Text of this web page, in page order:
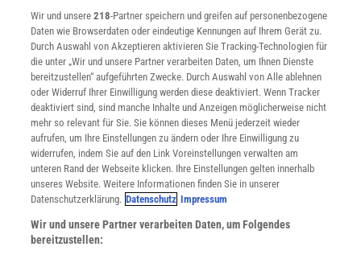
WEITERE NEUERSCHEINUNGEN SPEKTRUM SHOP
Spektrum.de-Newsletter abonnieren
JETZT ANMELDEN!
mit Ihren personenbezogenen Daten finden Sie in unsererDatenschutzerklärung
Wir und unsere218-Partner speichern und greifen auf personenbezogene
Daten wie Browserdaten oder eindeutige Kennungen auf Ihrem Gerät zu.
Durch Auswahl von Akzeptieren aktivieren Sie Tracking-Technologien für
die unter „Wir und unsere Partner verarbeiten Daten, um Ihnen Dienste
bereitzustellen“ aufgeführten Zwecke. Durch Auswahl von Alle ablehnen
oder Widerruf Ihrer Einwilligung werden diese deaktiviert. Wenn Tracker
deaktiviert sind, sind manche Inhalte und Anzeigen möglicherweise nicht
mehr so relevant für Sie. Sie können dieses Menü jederzeit wieder
aufrufen, um Ihre Einstellungen zu ändern oder Ihre Einwilligung zu
widerrufen, indem Sie auf den Link Voreinstellungen verwalten am
unteren Rand der Webseite klicken. Ihre Einstellungen gelten innerhalb
unseres Website. Weitere Informationen finden Sie in unserer
Datenschutzerklärung. Datenschutz Impressum
Wir und unsere Partner verarbeiten Daten, um Folgendes
bereitzustellen: